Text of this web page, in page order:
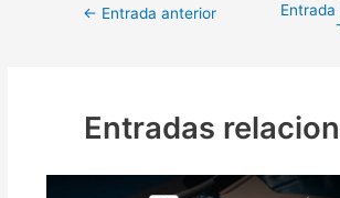
← Entrada anterior
Entradas